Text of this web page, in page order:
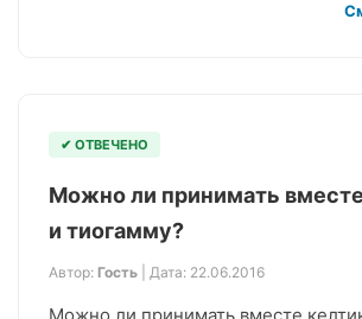
✔ ОТВЕЧЕНО
Можно ли принимать
и тиогамму?
Автор: Гость | Дата: 22.06.2016